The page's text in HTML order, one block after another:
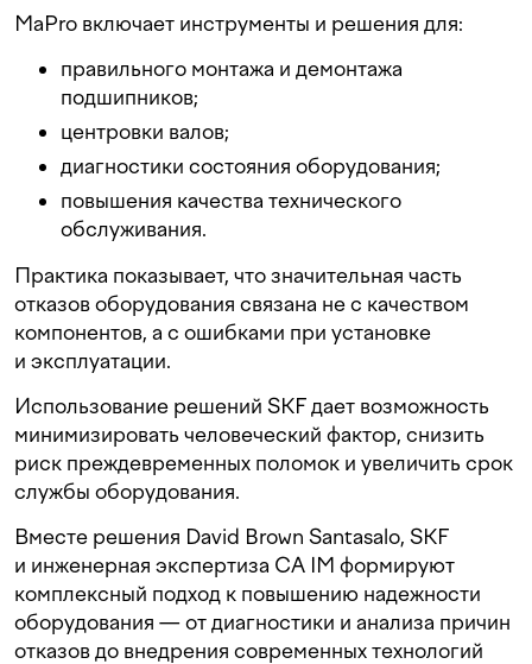
MaPro включает инструменты и решения для:
правильного монтажа и демонтажа
подшипников;
центровки валов;
диагностики состояния оборудования;
повышения качества технического
обслуживания.
Практика показывает, что значительная часть
отказов оборудования связана не с качеством
компонентов, а с ошибками при установке
и эксплуатации.
Использование решений SKF дает возможность
минимизировать человеческий фактор, снизить
риск преждевременных поломок и увеличить срок
службы оборудования.
Вместе решения David Brown Santasalo, SKF
и инженерная экспертиза CA IM формируют
комплексный подход к повышению надежности
оборудования — от диагностики и анализа причин
отказов до внедрения современных технологий